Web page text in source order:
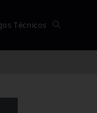
Técnicos